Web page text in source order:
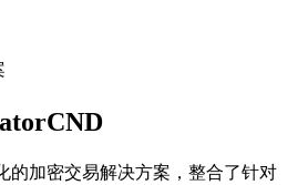
的加密交易解决方案，整合了针对